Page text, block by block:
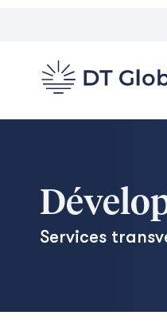
Services